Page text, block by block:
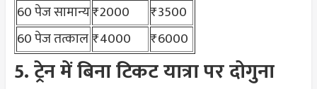
60 पेज सामान्य₹2000
₹3500
60 पेज तत्काल₹4000 ₹6000
5. ट्रेन में बिना टिकट यात्रा पर दोगुना